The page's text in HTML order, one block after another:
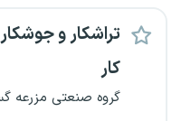
تراشکار و
کار
گروه صنعتی مزرعه